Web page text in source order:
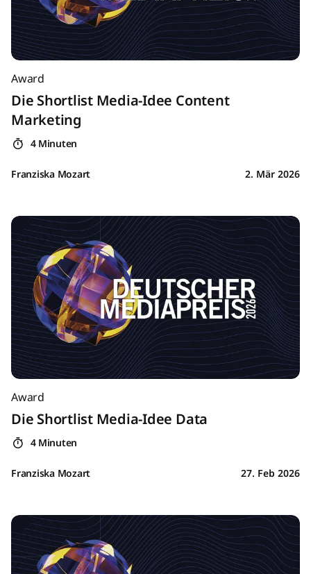
Award
Die Shortlist Media-Idee Content
Marketing
4 Minuten
Franziska Mozart 2. Mär 2026
Award
Die Shortlist Media-Idee Data
4 Minuten
Franziska Mozart 27. Feb 2026